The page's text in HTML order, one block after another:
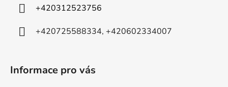
k
+420312523756
+420725588334, +420602334007
Informace pro vás